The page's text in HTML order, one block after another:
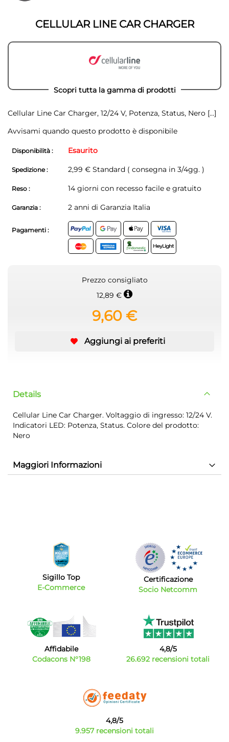
galleria
immaginiCELLULAR LINE CAR CHARGER
Scopri tutta la gamma di prodotti
Cellular Line Car Charger, 12/24 V, Potenza, Status, Nero [...]
Avvisami quando questo prodotto è disponibile
Disponibilità : Esaurito
Spedizione : 2,99 € Standard ( consegna in 3/4gg. )
Reso : 14 giorni con recesso facile e gratuito
Garanzia : 2 anni di Garanzia Italia
Pagamenti :
Prezzo consigliato
12,89 €
9,60 €
Aggiungi ai preferiti
Details
Cellular Line Car Charger. Voltaggio di ingresso: 12/24 V.
Indicatori LED: Potenza, Status. Colore del prodotto:
Nero
Maggiori Informazioni
Sigillo Top
E-Commerce
Certificazione
Socio Netcomm
Affidabile
Codacons N°198
4,8/5
26.692 recensioni totali
4,8/5
9.957 recensioni totali